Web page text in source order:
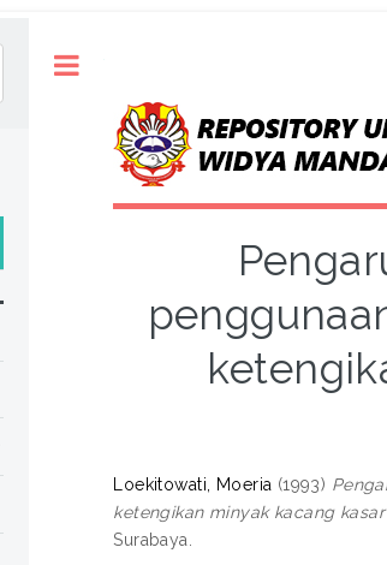
Loekitowati, Moeria (1993)
ketengikan minyak kacang
Surabaya.